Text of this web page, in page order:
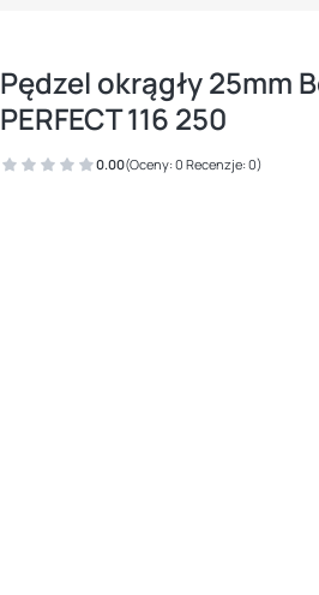
Pędzel okrągły 25mm
PERFECT 116 250
0.00(Oceny: 0 Recenzje: 0)